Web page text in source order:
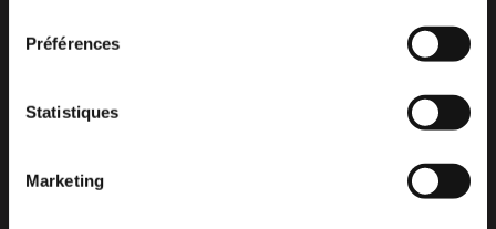
Préférences
Statistiques
Marketing